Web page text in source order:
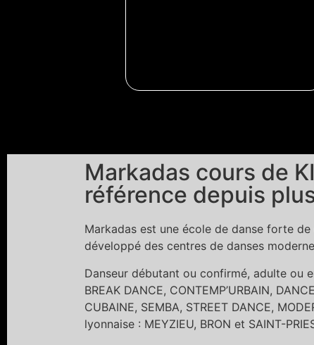
Markadas cours de
référence depuis
Markadas est une école de danse forte
développé des centres de danses
Danseur débutant ou confirmé, adulte ou
BREAK DANCE, CONTEMP’URBAIN,
CUBAINE, SEMBA, STREET DANCE,
lyonnaise : MEYZIEU, BRON et SAINT-